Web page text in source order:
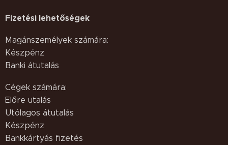
Fizetési lehetőségek
Magánszemélyek számára:
Készpénz
Banki átutalás
Cégek számára:
Előre utalás
Utólagos átutalás
Készpénz
Bankkártyás fizetés